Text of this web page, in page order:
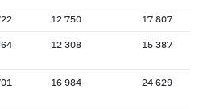
12 750 17 807
12 308 15 387
16 984 24 629